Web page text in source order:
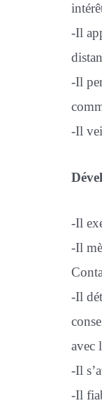
-Il
-Il
-Il
-Il
-Il
-Il
avec
-Il
-Il